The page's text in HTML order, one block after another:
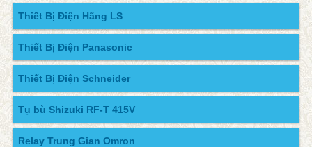
Thiết Bị Điện Hãng LS
Thiết Bị Điện Panasonic
Thiết Bị Điện Schneider
Tụ bù Shizuki RF-T 415V
Relay Trung Gian Omron